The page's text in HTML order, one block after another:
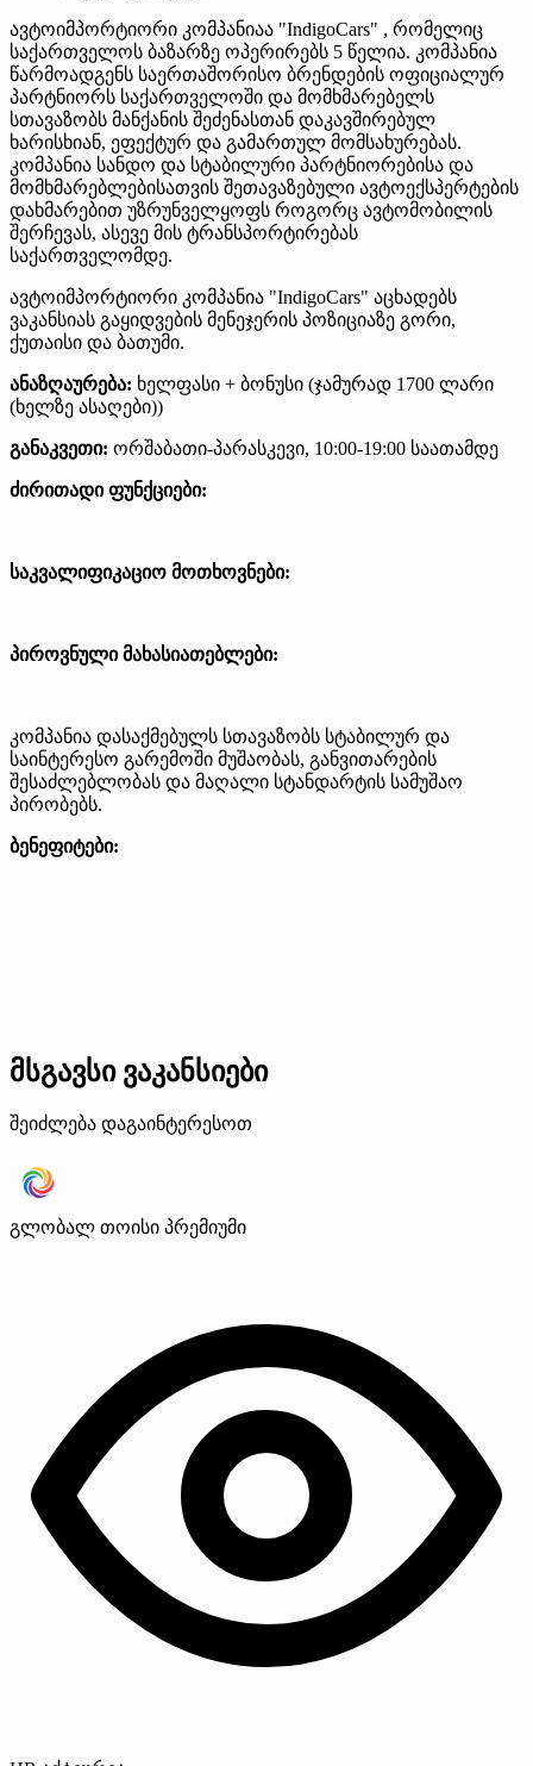
ავტოიმპორტიორი კომპანიაა "IndigoCars" , რომელიც
საქართველოს ბაზარზე ოპერირებს 5 წელია. კომპანია
წარმოადგენს საერთაშორისო ბრენდების ოფიციალურ
პარტნიორს საქართველოში და მომხმარებელს
სთავაზობს მანქანის შეძენასთან დაკავშირებულ
ხარისხიან, ეფექტურ და გამართულ მომსახურებას.
კომპანია სანდო და სტაბილური პარტნიორებისა და
მომხმარებლებისათვის შეთავაზებული ავტოექსპერტების
დახმარებით უზრუნველყოფს როგორც ავტომობილის
შერჩევას, ასევე მის ტრანსპორტირებას
საქართველომდე.
ავტოიმპორტიორი კომპანია "IndigoCars" აცხადებს
ვაკანსიას გაყიდვების მენეჯერის პოზიციაზე გორი,
ქუთაისი და ბათუმი.
ანაზღაურება: ხელფასი + ბონუსი (ჯამურად 1700 ლარი
(ხელზე ასაღები))
განაკვეთი: ორშაბათი-პარასკევი, 10:00-19:00 საათამდე
ძირითადი ფუნქციები:
საკვალიფიკაციო მოთხოვნები:
პიროვნული მახასიათებლები:
კომპანია დასაქმებულს სთავაზობს სტაბილურ და
საინტერესო გარემოში მუშაობას, განვითარების
შესაძლებლობას და მაღალი სტანდარტის სამუშაო
პირობებს.
ბენეფიტები:
მსგავსი ვაკანსიები
შეიძლება დაგაინტერესოთ
გლობალ თოისი პრემიუმი